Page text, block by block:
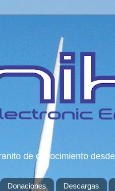
de conocimiento
Donaciones Descargas